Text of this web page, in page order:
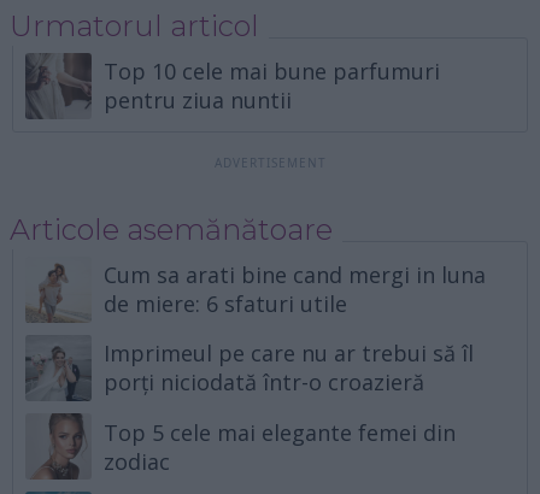
Urmatorul articol
Top 10 cele mai bune parfumuri
pentru ziua nuntii
Articole asemănătoare
Cum sa arati bine cand mergi in luna
de miere: 6 sfaturi utile
Imprimeul pe care nu ar trebui să îl
porți niciodată într-o croazieră
Top 5 cele mai elegante femei din
zodiac